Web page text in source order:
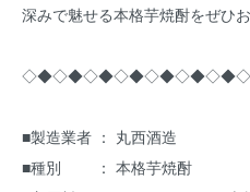
深みで魅せる本格芋焼酎をぜひ
■製造業者 ： 丸西酒造
■種別 ： 本格芋焼酎